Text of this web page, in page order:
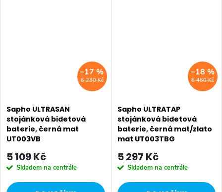
6 230 Kč
–17 %
Sapho ULTRASAN
stojánková bidetová
baterie, černá mat
UT003VB
5 109 Kč
Skladem na centrále
6 460 Kč
–18 %
Sapho ULTRATAP
stojánková bidetová
baterie, černá mat/zlato
mat UT003TBG
5 297 Kč
Skladem na centrále